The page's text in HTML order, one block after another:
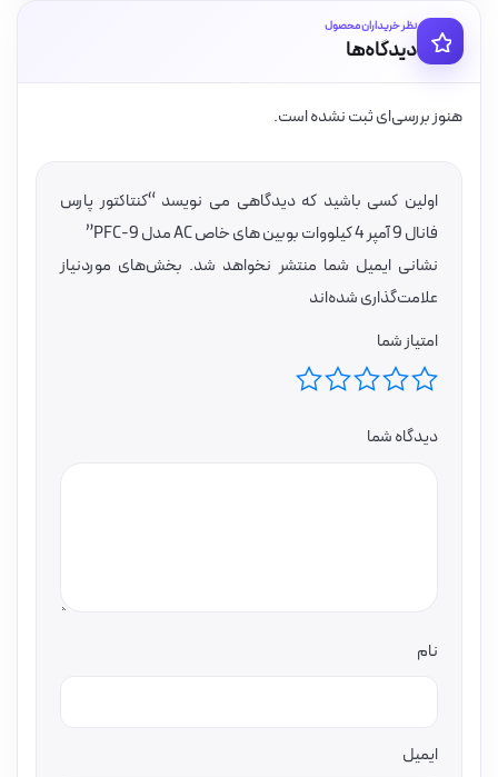
نظر خریداران محصول
دیدگاه‌ها
هنوز بررسی‌ای ثبت نشده است.
اولین کسی باشید که دیدگاهی می نویسد “کنتاکتور پارس
فانال 9 آمپر 4 کیلووات بوبین های خاص AC مدل PFC-9”
نشانی ایمیل شما منتشر نخواهد شد. بخش‌های موردنیاز
علامت‌گذاری شده‌اند
امتیاز شما
دیدگاه شما
نام
ایمیل